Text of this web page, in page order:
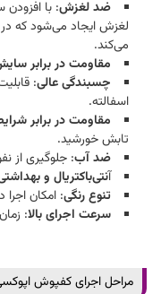
ضد لغزش: با
لغزش ایجاد می‌شود که در
می‌کند.​
مقاومت در برابر
چسبندگی عالی:
اسفالته.​
مقاومت در برابر
تابش خورشید.​
ضد آب: جلوگیری از
آنتی‌باکتریال و
تنوع رنگی: امکان
سرعت اجرای بالا:
مراحل اجرای کفپوش